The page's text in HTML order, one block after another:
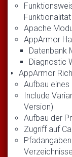
Funktionalität
Apache
AppArmor
Datenbank
Diagnostic
AppArmor
Aufbau
Include
Version)
Aufbau der
Zugriff auf
Verzeichnisse